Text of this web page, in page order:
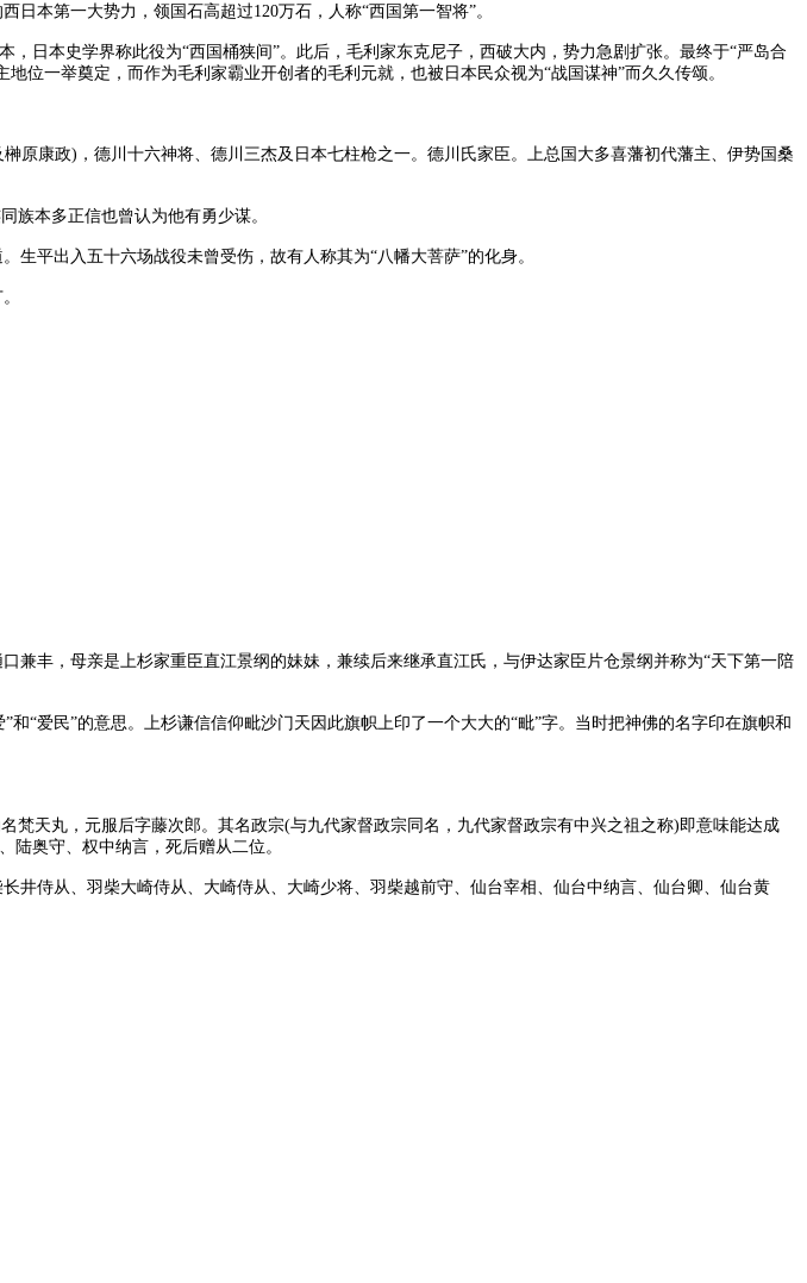
本第一大势力，领国石高超过120万石，人称“西国第一智将”。
本史学界称此役为“西国桶狭间”。此后，毛利家东克尼子，西破大内，势力急剧扩张。最终于“严岛合
位一举奠定，而作为毛利家霸业开创者的毛利元就，也被日本民众视为“战国谋神”而久久传颂。
康政)，德川十六神将、德川三杰及日本七柱枪之一。德川氏家臣。上总国大多喜藩初代藩主、伊势国桑
本多正信也曾认为他有勇少谋。
平出入五十六场战役未曾受伤，故有人称其为“八幡大菩萨”的化身。
丰，母亲是上杉家重臣直江景纲的妹妹，兼续后来继承直江氏，与伊达家臣片仓景纲并称为“天下第一陪
爱民”的意思。上杉谦信信仰毗沙门天因此旗帜上印了一个大大的“毗”字。当时把神佛的名字印在旗帜和
天丸，元服后字藤次郎。其名政宗(与九代家督政宗同名，九代家督政宗有中兴之祖之称)即意味能达成
奥守、权中纳言，死后赠从二位。
侍从、羽柴大崎侍从、大崎侍从、大崎少将、羽柴越前守、仙台宰相、仙台中纳言、仙台卿、仙台黄